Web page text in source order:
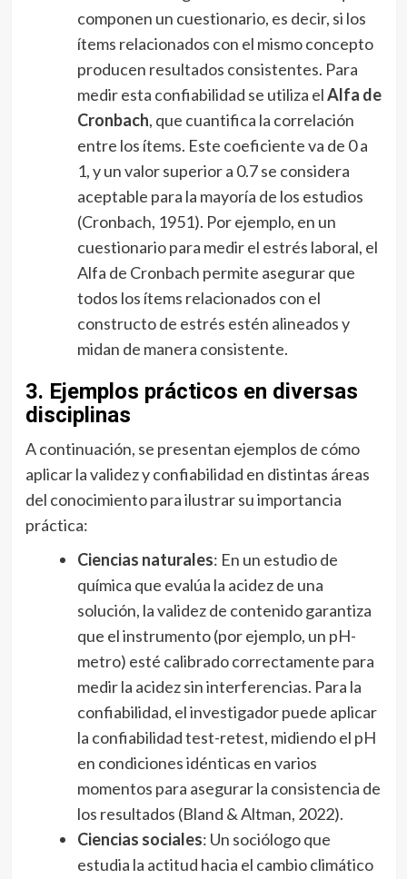
componen un cuestionario, es decir, si los
ítems relacionados con el mismo concepto
producen resultados consistentes. Para
medir esta confiabilidad se utiliza elAlfa de
Cronbach, que cuantifica la correlación
entre los ítems. Este coeficiente va de 0 a
1, y un valor superior a 0.7 se considera
aceptable para la mayoría de los estudios
(Cronbach, 1951). Por ejemplo, en un
cuestionario para medir el estrés laboral, el
Alfa de Cronbach permite asegurar que
todos los ítems relacionados con el
constructo de estrés estén alineados y
midan de manera consistente.
3. Ejemplos prácticos en diversas
disciplinas
A continuación, se presentan ejemplos de cómo
aplicar la validez y confiabilidad en distintas áreas
del conocimiento para ilustrar su importancia
práctica:
Ciencias naturales: En un estudio de
química que evalúa la acidez de una
solución, la validez de contenido garantiza
que el instrumento (por ejemplo, un pH-
metro) esté calibrado correctamente para
medir la acidez sin interferencias. Para la
confiabilidad, el investigador puede aplicar
la confiabilidad test-retest, midiendo el pH
en condiciones idénticas en varios
momentos para asegurar la consistencia de
los resultados (Bland & Altman, 2022).
Ciencias sociales: Un sociólogo que
estudia la actitud hacia el cambio climático